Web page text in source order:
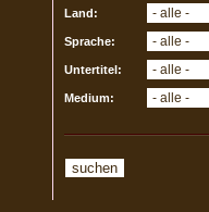
Land:
Sprache:
Untertitel:
Medium: